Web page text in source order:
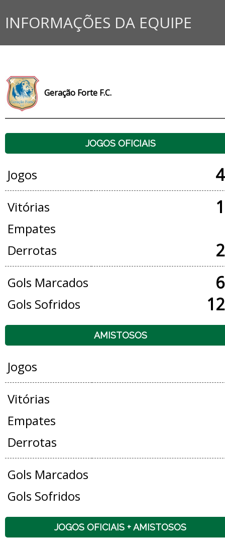
INFORMAÇÕES DA EQUIPE
Geração Forte F.C.
JOGOS OFICIAIS
Jogos
Vitórias
Empates
Derrotas
Gols Marcados
Gols Sofridos
AMISTOSOS
Jogos
Vitórias
Empates
Derrotas
Gols Marcados
Gols Sofridos
JOGOS OFICIAIS + AMISTOSOS